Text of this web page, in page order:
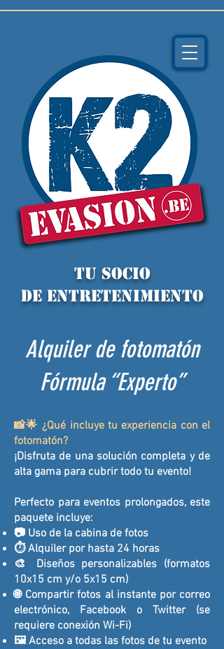
TU socio
de ENTRETENIMIENTO
Alquiler de fotomatón
Fórmula “Experto”
📸🌟 ¿Qué incluye tu experiencia con el
fotomatón?
¡Disfruta de una solución completa y de
alta gama para cubrir todo tu evento!
Perfecto para eventos prolongados, este
paquete incluye:
📷 Uso de la cabina de fotos
⏱️ Alquiler por hasta 24 horas
🎨 Diseños personalizables (formatos
10x15 cm y/o 5x15 cm)
🌐 Compartir fotos al instante por correo
electrónico, Facebook o Twitter (se
requiere conexión Wi-Fi)
🖼️ Acceso a todas las fotos de tu evento